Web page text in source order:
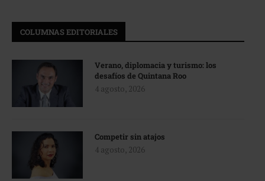
COLUMNAS EDITORIALES
Verano, diplomacia y turismo: los
desafíos de Quintana Roo
4 agosto, 2026
Competir sin atajos
4 agosto, 2026